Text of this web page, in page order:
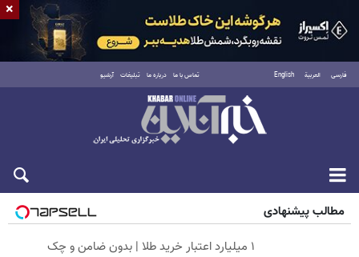
فارسی العربية English تماس با ما درباره ما تبلیغات آرشیو
شنبه ۱۷ مرداد ۱۴۰۵
مطالب پیشنهادی
۱ میلیارد اعتبار خرید طلا | بدون ضامن و چک
×